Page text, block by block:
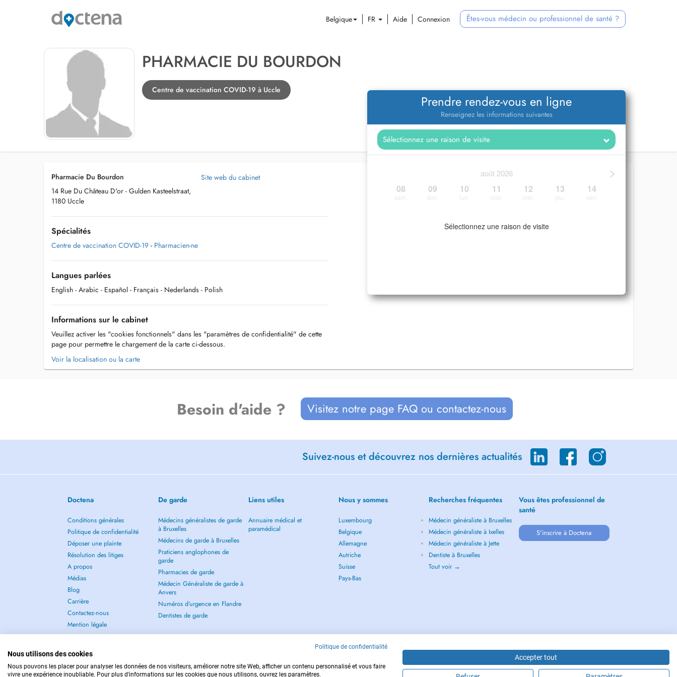
Belgique FR Aide Connexion Êtes-vous médecin ou professionnel de santé ?
PHARMACIE DU BOURDON
Centre de vaccination COVID-19 à Uccle
Prendre rendez-vous en ligne
Renseignez les informations suivantes
>
août 2026
08 09 10 11 12 13 14
Sélectionnez une raison de visite
Pharmacie Du Bourdon
14 Rue Du Château D'or - Gulden Kasteelstraat,
1180 Uccle
Site web du cabinet
Spécialités
Centre de vaccination COVID-19 - Pharmacien-ne
Langues parlées
English - Arabic - Español - Français - Nederlands - Polish
Informations sur le cabinet
Veuillez activer les "cookies fonctionnels" dans les "paramètres de confidentialité" de cette
page pour permettre le chargement de la carte ci-dessous.
Voir la localisation ou la carte
Besoin d'aide ? Visitez notre page FAQ ou contactez-nous
Suivez-nous et découvrez nos dernières actualités
Doctena
Conditions générales
Politique de confidentialité
Déposer une plainte
Résolution des litiges
A propos
Médias
Blog
Carrière
Contactez-nous
Mention légale
De garde
Médecins généralistes de garde
à Bruxelles
Médecins de garde à Bruxelles
Praticiens anglophones de
garde
Pharmacies de garde
Médecin Généraliste de garde à
Anvers
Numéros d’urgence en Flandre
Dentistes de garde
Liens utiles
Annuaire médical et
paramédical
Nous y sommes
Luxembourg
Belgique
Allemagne
Autriche
Suisse
Pays-Bas
Recherches fréquentes
Médecin généraliste à Bruxelles
Médecin généraliste à Ixelles
Médecin généraliste à Jette
Dentiste à Bruxelles
Tout voir →
Vous êtes professionnel de
santé
S'inscrire à Doctena
Politique de confidentialité
Nous utilisons des cookies
Nous pouvons les placer pour analyser les données de nos visiteurs, améliorer notre site Web, afficher un contenu personnalisé et vous faire
vivre une expérience inoubliable. Pour plus d'informations sur les cookies que nous utilisons, ouvrez les paramètres.
Accepter tout